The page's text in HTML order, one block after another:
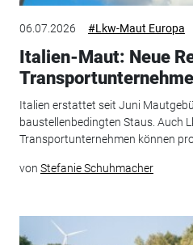
06.07.2026 #Lkw-Maut Europa
Italien-Maut: Neue
Italien erstattet seit Juni
baustellenbedingten Staus. Auch
Transportunternehmen können
von Stefanie Schuhmacher